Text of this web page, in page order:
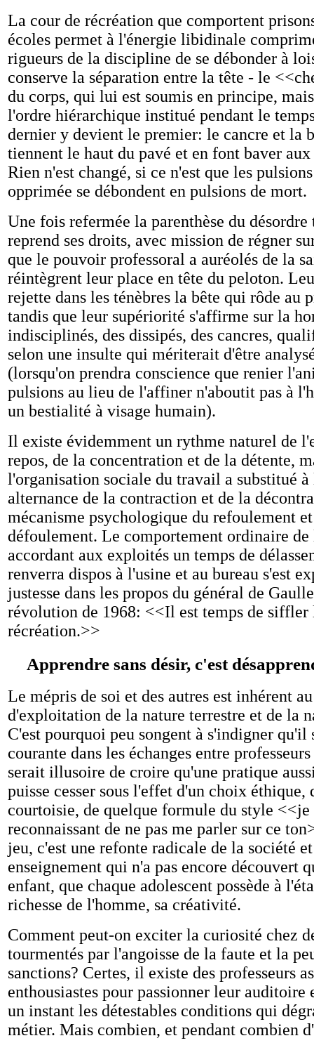
La cour de récréation que comportent
écoles permet à l'énergie libidinale
rigueurs de la discipline de se débonder à
conserve la séparation entre la tête - le
du corps, qui lui est soumis en principe,
l'ordre hiérarchique institué pendant le
dernier y devient le premier: le cancre et la
tiennent le haut du pavé et en font baver
Rien n'est changé, si ce n'est que les
opprimée se débondent en pulsions de mort.
Une fois refermée la parenthèse du
reprend ses droits, avec mission de régner
que le pouvoir professoral a auréolés de la
réintègrent leur place en tête du peloton.
rejette dans les ténèbres la bête qui rôde au
tandis que leur supériorité s'affirme sur la
indisciplinés, des dissipés, des cancres,
selon une insulte qui mériterait d'être
(lorsqu'on prendra conscience que renier
pulsions au lieu de l'affiner n'aboutit pas à
un bestialité à visage humain).
Il existe évidemment un rythme naturel de
repos, de la concentration et de la détente,
l'organisation sociale du travail a substitué
alternance de la contraction et de la
mécanisme psychologique du refoulement
défoulement. Le comportement ordinaire
accordant aux exploités un temps de
renverra dispos à l'usine et au bureau s'est
justesse dans les propos du général de
révolution de 1968: <<Il est temps de
récréation.>>
Apprendre sans désir, c'est
Le mépris de soi et des autres est inhérent
d'exploitation de la nature terrestre et de la
C'est pourquoi peu songent à s'indigner qu'il
courante dans les échanges entre
serait illusoire de croire qu'une pratique
puisse cesser sous l'effet d'un choix éthique,
courtoisie, de quelque formule du style <<je
reconnaissant de ne pas me parler sur ce
jeu, c'est une refonte radicale de la société
enseignement qui n'a pas encore découvert
enfant, que chaque adolescent possède à
richesse de l'homme, sa créativité.
Comment peut-on exciter la curiosité chez
tourmentés par l'angoisse de la faute et la
sanctions? Certes, il existe des professeurs
enthousiastes pour passionner leur
un instant les détestables conditions qui
métier. Mais combien, et pendant combien